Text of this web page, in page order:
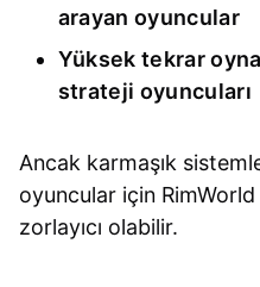
arayan oyuncular
Yüksek tekrar
strateji oyuncuları
Ancak karmaşık
oyuncular için
zorlayıcı olabilir.